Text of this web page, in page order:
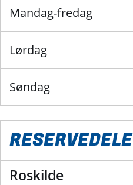
Mandag-fredag
Lørdag
Søndag
RESERVEDELE
Roskilde